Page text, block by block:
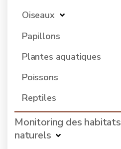
Oiseaux
Papillons
Plantes aquatiques
Poissons
Reptiles
Monitoring des habitats
naturels